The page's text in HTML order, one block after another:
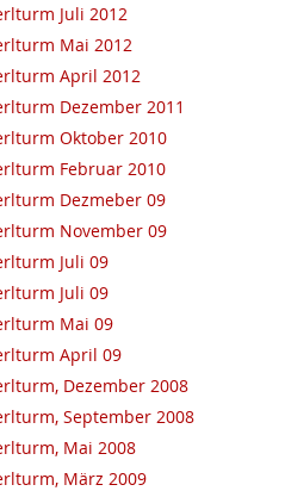
Juli 2012
Mai 2012
April 2012
Dezember 2011
Oktober 2010
Februar 2010
Dezmeber 09
November 09
Juli 09
Juli 09
Mai 09
April 09
Dezember 2008
September 2008
Mai 2008
März 2009